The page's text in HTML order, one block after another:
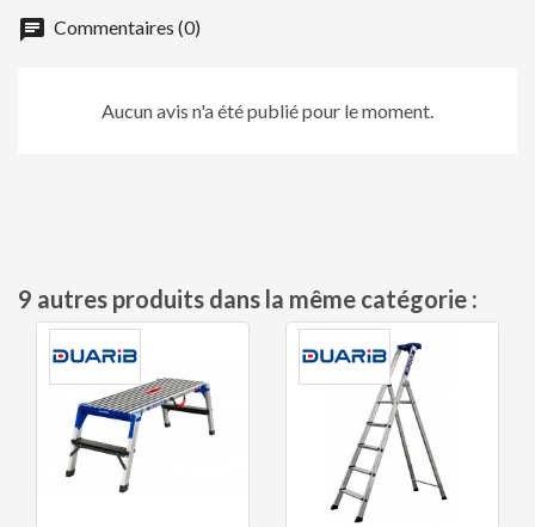
chat Commentaires (0)
Aucun avis n'a été publié pour le moment.
9 autres produits dans la même catégorie :